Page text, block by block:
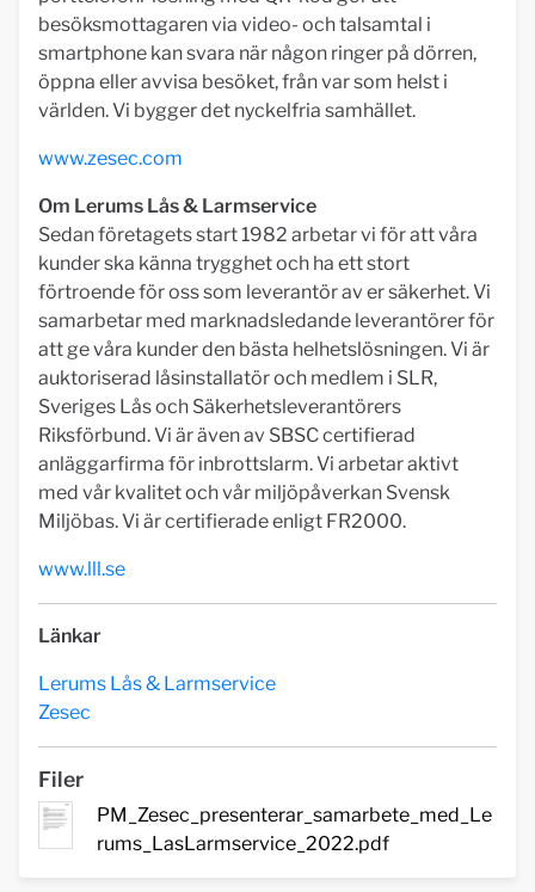
besöksmottagaren via video- och talsamtal i
smartphone kan svara när någon ringer på dörren,
öppna eller avvisa besöket, från var som helst i
världen. Vi bygger det nyckelfria samhället.
www.zesec.com
Om Lerums Lås & Larmservice
Sedan företagets start 1982 arbetar vi för att våra
kunder ska känna trygghet och ha ett stort
förtroende för oss som leverantör av er säkerhet. Vi
samarbetar med marknadsledande leverantörer för
att ge våra kunder den bästa helhetslösningen. Vi är
auktoriserad låsinstallatör och medlem i SLR,
Sveriges Lås och Säkerhetsleverantörers
Riksförbund. Vi är även av SBSC certifierad
anläggarfirma för inbrottslarm. Vi arbetar aktivt
med vår kvalitet och vår miljöpåverkan Svensk
Miljöbas. Vi är certifierade enligt FR2000.
www.lll.se
Länkar
Lerums Lås & Larmservice
Zesec
Filer
PM_Zesec_presenterar_samarbete_med_Le
rums_LasLarmservice_2022.pdf